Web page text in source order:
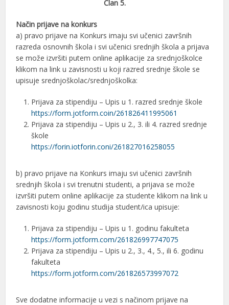
Član 5.
Način prijave na konkurs
a) pravo prijave na Konkurs imaju svi učenici završnih
razreda osnovnih škola i svi učenici srednjih škola a prijava
se može izvršiti putem online aplikacije za srednjoškolce
klikom na link u zavisnosti u koji razred srednje škole se
upisuje srednjoškolac/srednjoškolka:
Prijava za stipendiju – Upis u 1. razred srednje škole
https://form.jotform.coin/261826411995061
Prijava za stipendiju – Upis u 2., 3. ili 4. razred srednje
škole
https://forin.iotforin.coni/261827016258055
b) pravo prijave na Konkurs imaju svi učenici završnih
srednjih škola i svi trenutni studenti, a prijava se može
izvršiti putem online aplikacije za studente klikom na link u
zavisnosti koju godinu studija student/ica upisuje:
Prijava za stipendiju – Upis u 1. godinu fakulteta
https://form.jotform.com/261826997747075
Prijava za stipendiju – Upis u 2., 3., 4., 5., ili 6. godinu
fakulteta
https://form.jotform.com/261826573997072
Sve dodatne informacije u vezi s načinom prijave na